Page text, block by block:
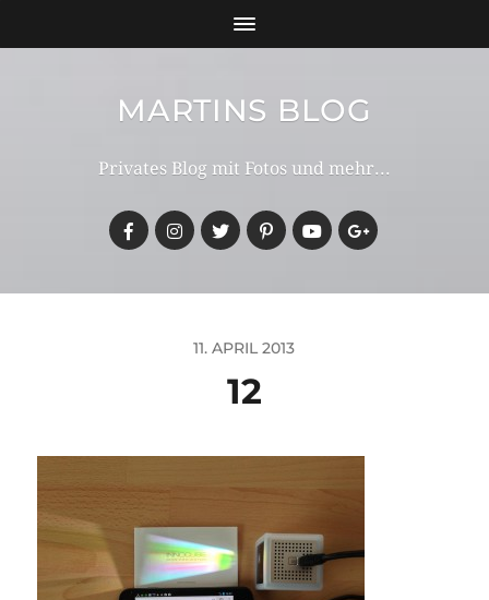
MARTINS BLOG
Privates Blog mit Fotos und mehr...
11. APRIL 2013
12